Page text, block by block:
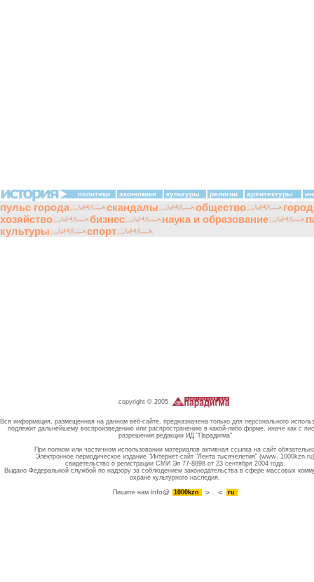
политики экономики культуры религии архитектуры
пульс города скандалы общество
хозяйство
бизнес наука и образование
культуры
спорт
copyright © 2005
Вся информация, размещенная на данном веб-сайте, предназначена только для персонального
подлежит дальнейшему воспроизведению или распространению в какой-либо форме, иначе как с
разрешения редакции ИД "Парадигма"
При полном или частичном использовании материалов активная ссылка на сайт
Электронное периодическое издание "Интернет-сайт "Лента тысячелетия" (www. 1000kzn.ru)
свидетельство о регистрации СМИ Эл 77-8898 от 23 сентября 2004 года.
Выдано Федеральной службой по надзору за соблюдением законодательства в сфере массовых
охране культурного наследия.
Пишите намinfo@ 1000kzn . ru